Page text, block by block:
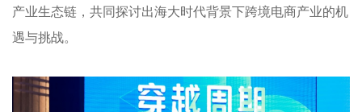
产业生态链，共同探讨出海大时代背景下跨境电商产业的机
遇与挑战。